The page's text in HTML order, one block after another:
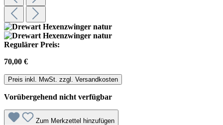
Regulärer Preis:
70,00 €
Preis inkl. MwSt. zzgl. Versandkosten
Vorübergehend nicht verfügbar
Zum Merkzettel hinzufügen